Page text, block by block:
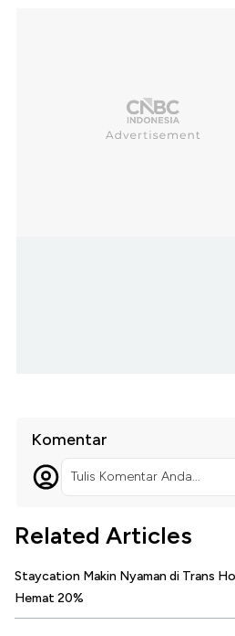
Komentar
Tulis Komentar Anda...
Related Articles
Staycation Makin Nyaman di Trans
Hemat 20%